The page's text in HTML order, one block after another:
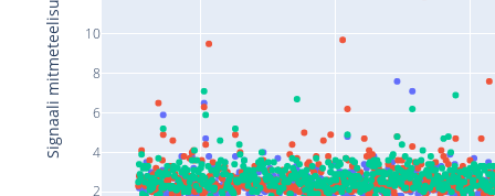
2
4
6
8
10
Signaali mitmeteelisus (cm)